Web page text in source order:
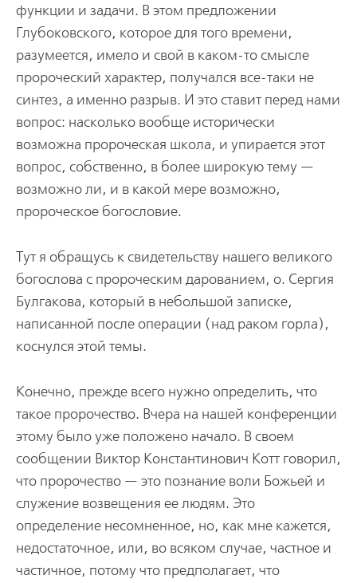
функции и задачи. В этом предложении
Глубоковского, которое для того времени,
разумеется, имело и свой в каком-то смысле
пророческий характер, получался все-таки не
синтез, а именно разрыв. И это ставит перед нами
вопрос: насколько вообще исторически
возможна пророческая школа, и упирается этот
вопрос, собственно, в более широкую тему —
возможно ли, и в какой мере возможно,
пророческое богословие.
Тут я обращусь к свидетельству нашего великого
богослова с пророческим дарованием, о. Сергия
Булгакова, который в небольшой записке,
написанной после операции (над раком горла),
коснулся этой темы.
Конечно, прежде всего нужно определить, что
такое пророчество. Вчера на нашей конференции
этому было уже положено начало. В своем
сообщении Виктор Константинович Котт говорил,
что пророчество — это познание воли Божьей и
служение возвещения ее людям. Это
определение несомненное, но, как мне кажется,
недостаточное, или, во всяком случае, частное и
частичное, потому что предполагает, что